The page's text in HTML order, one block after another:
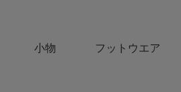
小物 フットウエア